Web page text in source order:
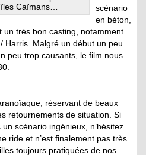
Caïmans…
scénario
en béton,
un très bon casting, notamment
Harris. Malgré un début un peu
peu trop causants, le film nous
réservant de beaux
retournements de situation. Si
scénario ingénieux, n’hésitez
ride et n’est finalement pas très
toujours pratiquées de nos